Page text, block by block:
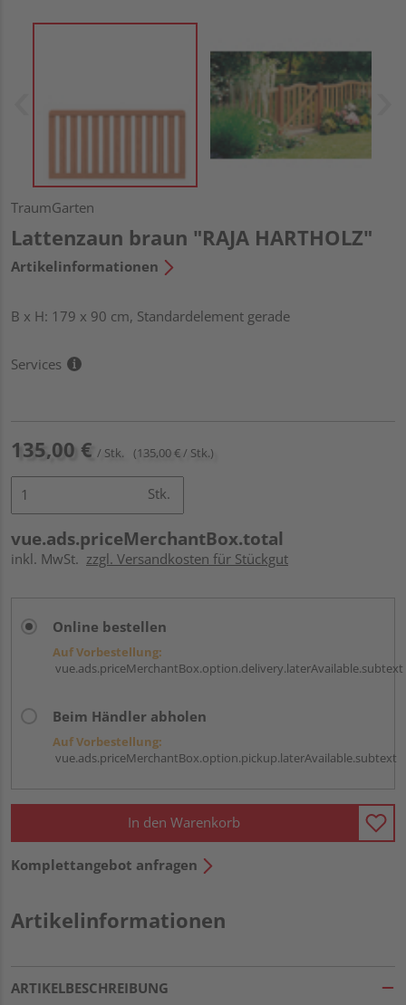
TraumGarten
Lattenzaun braun "RAJA HARTHOLZ"
Artikelinformationen
B x H: 179 x 90 cm, Standardelement gerade
Services
135,00 € / Stk. (135,00 € / Stk.)
Stk.
vue.ads.priceMerchantBox.total
inkl. MwSt. zzgl. Versandkosten für Stückgut
Online bestellen
Auf Vorbestellung:
vue.ads.priceMerchantBox.option.delivery.laterAvailable.subtext
Beim Händler abholen
Auf Vorbestellung:
vue.ads.priceMerchantBox.option.pickup.laterAvailable.subtext
In den Warenkorb
Komplettangebot anfragen
Artikelinformationen
ARTIKELBESCHREIBUNG